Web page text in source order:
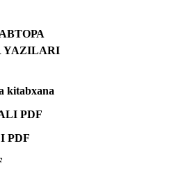
YAZILARI
kitabxana
PDF
PDF